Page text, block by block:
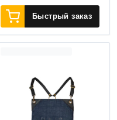
Быстрый заказ